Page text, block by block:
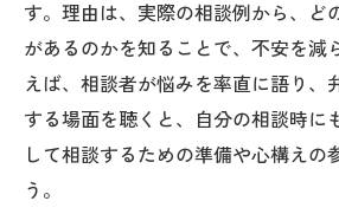
す。理由は、実際の相談例から、ど
があるのかを知ることで、不安を減
えば、相談者が悩みを率直に語り、
する場面を聴くと、自分の相談時に
して相談するための準備や心構えの
う。